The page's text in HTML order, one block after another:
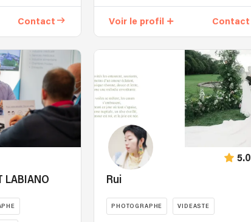
Contact Voir le profil Contact
LABIANO
5.0
Rui
PHOTOGRAPHE VIDEASTE